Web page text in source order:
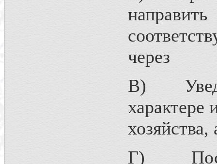
через 5
В)
характере
Г) После